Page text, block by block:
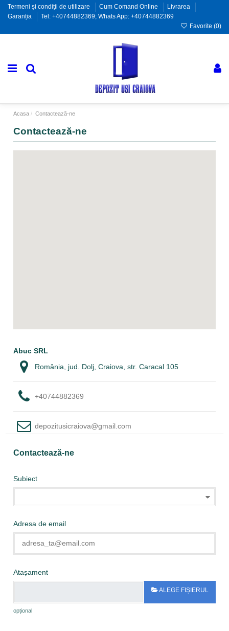
Termeni și condiții de utilizare Cum Comand Online
Livrarea
Garanția
Tel: +40744882369; Whats App: +40744882369
Favorite (0)
Acasa Contactează-ne
Contactează-ne
Abuc SRL
România, jud. Dolj, Craiova, str. Caracal 105
+40744882369
depozitusicraiova@gmail.com
Contactează-ne
Subiect
Adresa de email
Atașament
ALEGE FIȘIERUL
opțional